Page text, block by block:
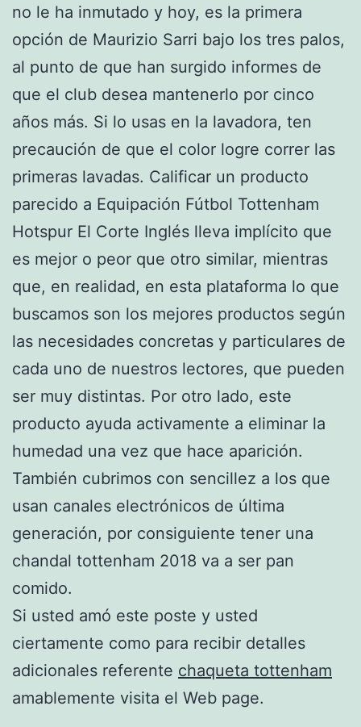
no le ha inmutado y hoy, es la primera
opción de Maurizio Sarri bajo los tres palos,
al punto de que han surgido informes de
que el club desea mantenerlo por cinco
años más. Si lo usas en la lavadora, ten
precaución de que el color logre correr las
primeras lavadas. Calificar un producto
parecido a Equipación Fútbol Tottenham
Hotspur El Corte Inglés lleva implícito que
es mejor o peor que otro similar, mientras
que, en realidad, en esta plataforma lo que
buscamos son los mejores productos según
las necesidades concretas y particulares de
cada uno de nuestros lectores, que pueden
ser muy distintas. Por otro lado, este
producto ayuda activamente a eliminar la
humedad una vez que hace aparición.
También cubrimos con sencillez a los que
usan canales electrónicos de última
generación, por consiguiente tener una
chandal tottenham 2018 va a ser pan
comido.
Si usted amó este poste y usted
ciertamente como para recibir detalles
adicionales referente chaqueta tottenham
amablemente visita el Web page.